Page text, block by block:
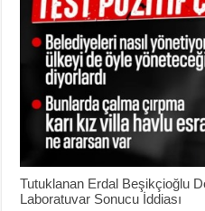
Tutuklanan Erdal Beşikçioğlu
Laboratuvar Sonucu İddiası